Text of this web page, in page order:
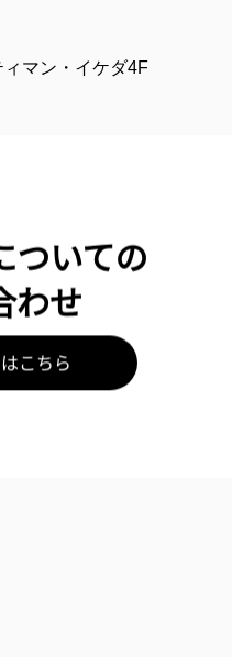
マン・イケダ4F